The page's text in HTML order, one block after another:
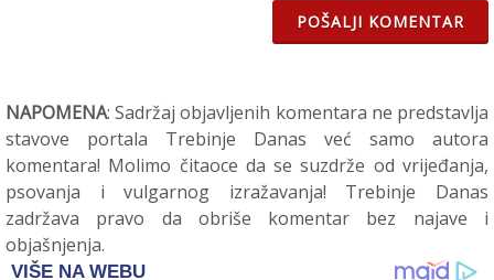
POŠALJI KOMENTAR
NAPOMENA: Sadržaj objavljenih komentara ne predstavlja
stavove portala Trebinje Danas već samo autora
komentara! Molimo čitaoce da se suzdrže od vrijeđanja,
psovanja i vulgarnog izražavanja! Trebinje Danas
zadržava pravo da obriše komentar bez najave i
objašnjenja.